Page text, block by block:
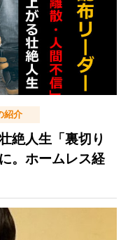
紹介
絶人生「裏切り
。ホームレス経